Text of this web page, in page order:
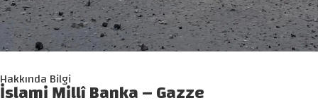
Hakkında Bilgi
İslami Millî Banka – Gazze